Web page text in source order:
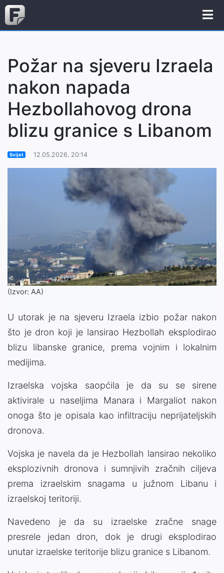
Požar na sjeveru Izraela
nakon napada
Hezbollahovog drona
blizu granice s Libanom
Svijet 12.05.2026. 20:14
(Izvor: AA)
U utorak je na sjeveru Izraela izbio požar nakon
što je dron koji je lansirao Hezbollah eksplodirao
blizu libanske granice, prema vojnim i lokalnim
medijima.
Izraelska vojska saopćila je da su se sirene
aktivirale u naseljima Manara i Margaliot nakon
onoga što je opisala kao infiltraciju neprijateljskih
dronova.
Vojska je navela da je Hezbollah lansirao nekoliko
eksplozivnih dronova i sumnjivih zračnih ciljeva
prema izraelskim snagama u južnom Libanu i
izraelskoj teritoriji.
Navedeno je da su izraelske zračne snage
presrele jedan dron, dok je drugi eksplodirao
unutar izraelske teritorije blizu granice s Libanom.